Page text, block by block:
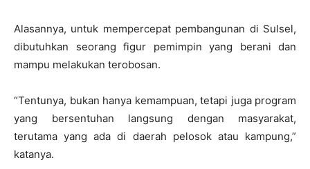
Alasannya, untuk mempercepat pembangunan di Sulsel,
dibutuhkan seorang figur pemimpin yang berani dan
mampu melakukan terobosan.
“Tentunya, bukan hanya kemampuan, tetapi juga program
yang bersentuhan langsung dengan masyarakat,
terutama yang ada di daerah pelosok atau kampung,”
katanya.